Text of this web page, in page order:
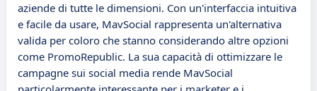
aziende di tutte le dimensioni. Con un'interfaccia intuitiva
e facile da usare, MavSocial rappresenta un'alternativa
valida per coloro che stanno considerando altre opzioni
come PromoRepublic. La sua capacità di ottimizzare le
campagne sui social media rende MavSocial